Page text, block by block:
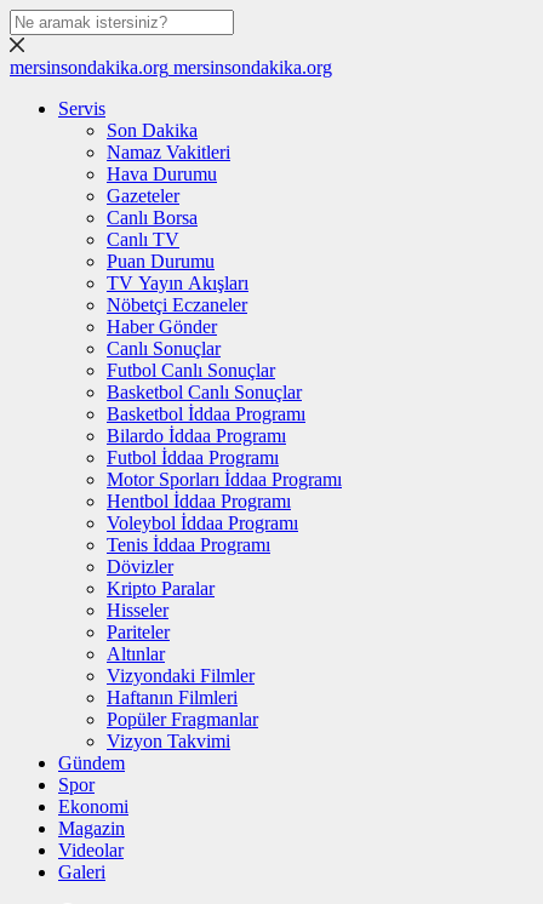
mersinsondakika.org mersinsondakika.org
Servis
Son Dakika
Namaz Vakitleri
Hava Durumu
Gazeteler
Canlı Borsa
Canlı TV
Puan Durumu
TV Yayın Akışları
Nöbetçi Eczaneler
Haber Gönder
Canlı Sonuçlar
Futbol Canlı Sonuçlar
Basketbol Canlı Sonuçlar
Basketbol İddaa Programı
Bilardo İddaa Programı
Futbol İddaa Programı
Motor Sporları İddaa Programı
Hentbol İddaa Programı
Voleybol İddaa Programı
Tenis İddaa Programı
Dövizler
Kripto Paralar
Hisseler
Pariteler
Altınlar
Vizyondaki Filmler
Haftanın Filmleri
Popüler Fragmanlar
Vizyon Takvimi
Gündem
Spor
Ekonomi
Magazin
Videolar
Galeri